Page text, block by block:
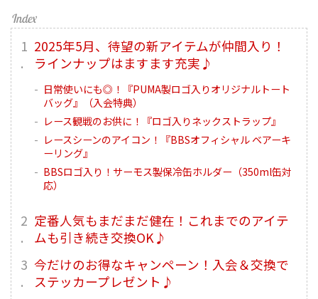
2025年5月、待望の新アイテムが仲間入り！
ラインナップはますます充実♪
日常使いにも◎！『PUMA製ロゴ入りオリジナルトート
バッグ』（入会特典）
レース観戦のお供に！『ロゴ入りネックストラップ』
レースシーンのアイコン！『BBSオフィシャル ベアーキ
ーリング』
BBSロゴ入り！サーモス製保冷缶ホルダー（350ml缶対
応）
定番人気もまだまだ健在！これまでのアイテ
ムも引き続き交換OK♪
今だけのお得なキャンペーン！入会＆交換で
ステッカープレゼント♪